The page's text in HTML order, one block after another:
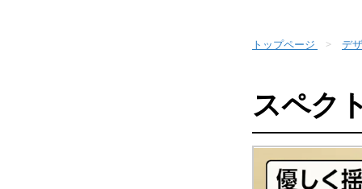
トップページ デ
スペク